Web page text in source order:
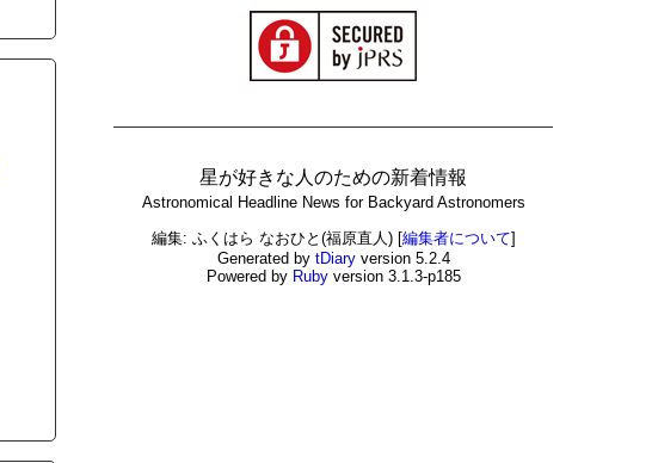
星が好きな人のための新着情報
Astronomical Headline News for Backyard Astronomers
編集: ふくはら なおひと(福原直人) [編集者について]
Generated by tDiaryversion 5.2.4
Powered by Rubyversion 3.1.3-p185